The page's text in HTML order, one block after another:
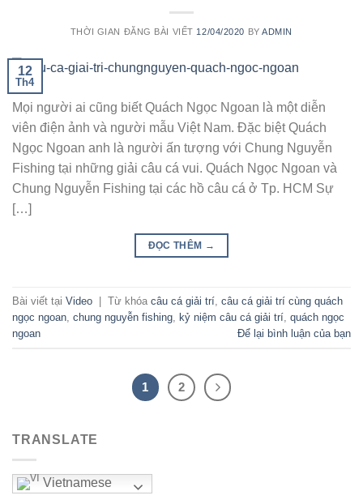
THỜI GIAN ĐĂNG BÀI VIẾT 12/04/2020 BYADMIN
12
Th4
Mọi người ai cũng biết Quách Ngọc Ngoan là một diễn
viên điện ảnh và người mẫu Việt Nam. Đặc biệt Quách
Ngọc Ngoan anh là người ấn tượng với Chung Nguyễn
Fishing tại những giải câu cá vui. Quách Ngọc Ngoan và
Chung Nguyễn Fishing tại các hồ câu cá ở Tp. HCM Sự
[…]
ĐỌC THÊM →
Bài viết tại Video | Từ khóa câu cá giải trí câu cá giải trí cùng quách
ngọc ngoan chung nguyễn fishing kỷ niệm câu cá giải trí quách ngọc
ngoan
Để lại bình luận của bạn
1 2
TRANSLATE
Vietnamese